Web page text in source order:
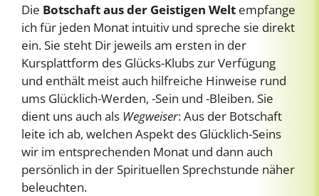
Die Botschaft aus der Geistigen Welt empfange
ich für jeden Monat intuitiv und spreche sie direkt
ein. Sie steht Dir jeweils am ersten in der
Kursplattform des Glücks-Klubs zur Verfügung
und enthält meist auch hilfreiche Hinweise rund
ums Glücklich-Werden, -Sein und -Bleiben. Sie
dient uns auch als Wegweiser: Aus der Botschaft
leite ich ab, welchen Aspekt des Glücklich-Seins
wir im entsprechenden Monat und dann auch
persönlich in der Spirituellen Sprechstunde näher
beleuchten.